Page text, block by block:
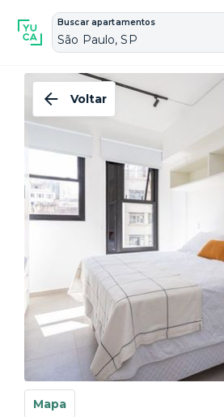
Buscar apartamentos
São Paulo, SP
Voltar
Mapa